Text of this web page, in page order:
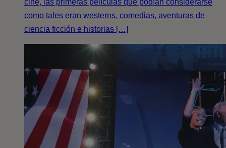
cine, las primeras películas que podían considerarse
como tales eran westerns, comedias, aventuras de
ciencia ficción e historias […]